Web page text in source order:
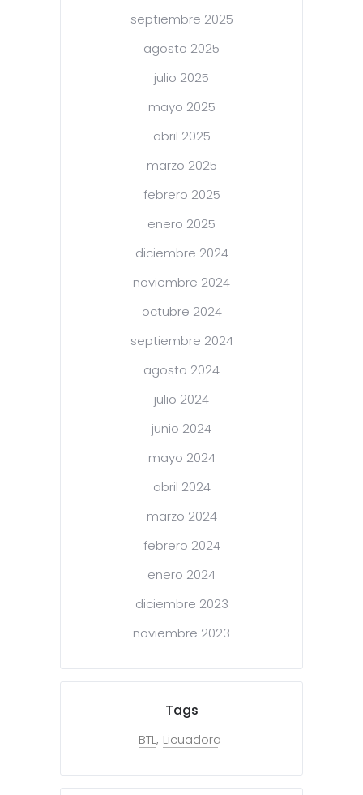
septiembre 2025
agosto 2025
julio 2025
mayo 2025
abril 2025
marzo 2025
febrero 2025
enero 2025
diciembre 2024
noviembre 2024
octubre 2024
septiembre 2024
agosto 2024
julio 2024
junio 2024
mayo 2024
abril 2024
marzo 2024
febrero 2024
enero 2024
diciembre 2023
noviembre 2023
Tags
BTL Licuadora